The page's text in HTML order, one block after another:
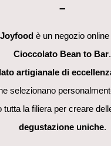
–
è un negozio
Cioccolato Bean to Bar.
artigianale di
selezionano
tutta la filiera per creare
degustazione uniche.